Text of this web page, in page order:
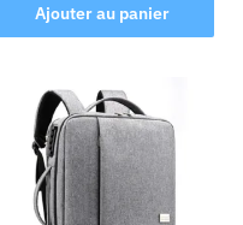
Ajouter au panier